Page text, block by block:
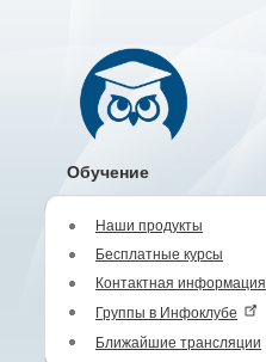
Обучение
Наши продукты
Бесплатные курсы
Контактная информация
Группы в Инфоклубе
Ближайшие трансляции